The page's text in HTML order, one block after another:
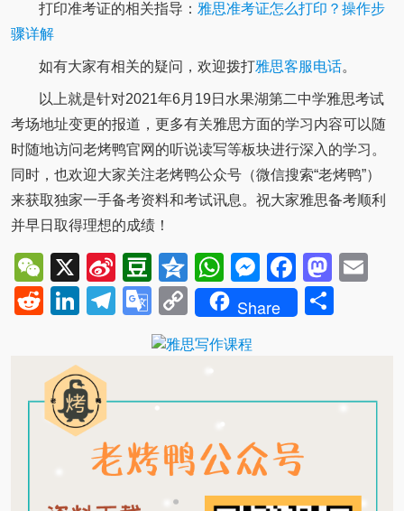
打印准考证的相关指导： 雅思准考证怎么打印？操作步
骤详解
如有大家有相关的疑问，欢迎拨打雅思客服电话。
以上就是针对2021年6月19日水果湖第二中学雅思考试
考场地址变更的报道，更多有关雅思方面的学习内容可以随
时随地访问老烤鸭官网的听说读写等板块进行深入的学习。
同时，也欢迎大家关注老烤鸭公众号（微信搜索“老烤鸭”）
来获取独家一手备考资料和考试讯息。祝大家雅思备考顺利
并早日取得理想的成绩！
WeChat
X
Sina
Weibo
Douban
QzoneWhatsApp
Messenger
RedditLinkedIn
Telegram
Google
Translate
Copy
Link
Share